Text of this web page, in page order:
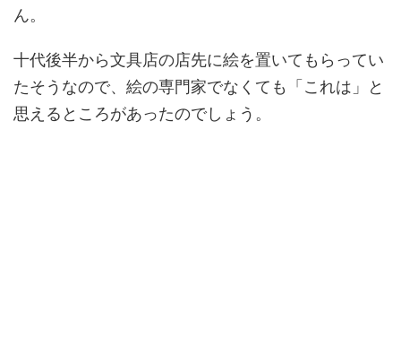
ん。
十代後半から文具店の店先に絵を置いてもらってい
たそうなので、絵の専門家でなくても「これは」と
思えるところがあったのでしょう。